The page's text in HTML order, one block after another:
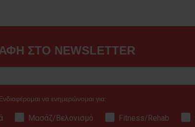
ΣΤΟ NEWSLETTER
να ενημερώνομαι για:
Μασάζ/Βελονισμό Fitness/Rehab